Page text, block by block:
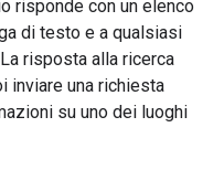
risponde con un elenco
di testo e a qualsiasi
risposta alla ricerca
inviare una richiesta
su uno dei luoghi